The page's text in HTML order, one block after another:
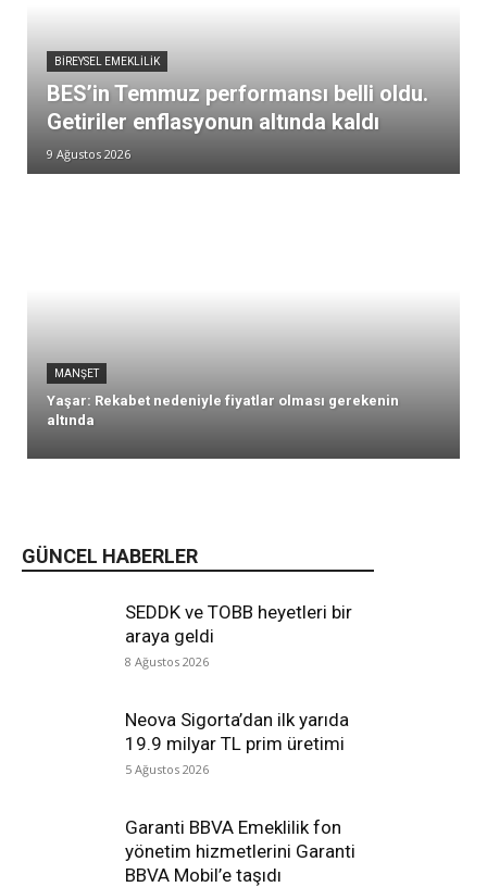
GÜNCEL HABERLER
SEDDK ve TOBB heyetleri bir
araya geldi
8 Ağustos 2026
Neova Sigorta’dan ilk yarıda
19.9 milyar TL prim üretimi
5 Ağustos 2026
Garanti BBVA Emeklilik fon
yönetim hizmetlerini Garanti
BBVA Mobil’e taşıdı
BIREYSEL EMEKLILIK
BES’in Temmuz performansı belli oldu.
Getiriler enflasyonun altında kaldı
9 Ağustos 2026
MANŞET
Yaşar: Rekabet nedeniyle fiyatlar olması gerekenin
altında